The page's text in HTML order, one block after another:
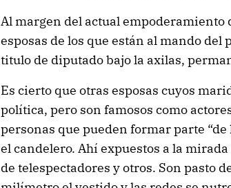
Al margen del actual
esposas de los que están al mando del
titulo de diputado bajo la axilas,
Es cierto que otras esposas cuyos
política, pero son famosos como
personas que pueden formar parte
el candelero. Ahí expuestos a la
de telespectadores y otros. Son pasto